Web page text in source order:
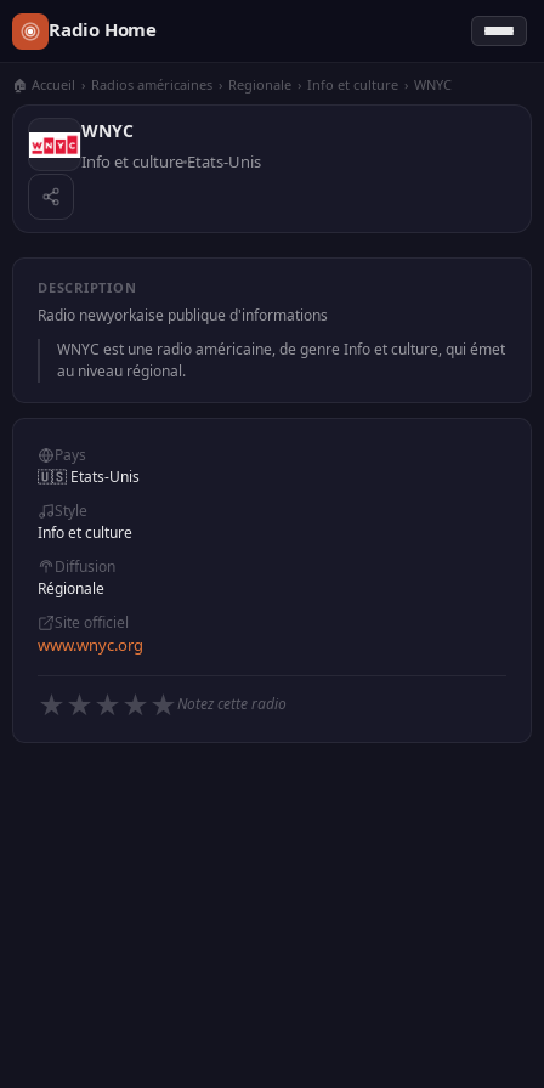
Radio Home
🏠 Accueil › Radios américaines › Regionale › Info et culture › WNYC
WNYC
Info et culture Etats-Unis
DESCRIPTION
Radio newyorkaise publique d'informations
WNYC est une radio américaine, de genre Info et culture, qui émet
au niveau régional.
Pays
🇺🇸 Etats-Unis
Style
Info et culture
Diffusion
Régionale
Site officiel
www.wnyc.org
★ ★ ★ ★ ★Notez cette radio